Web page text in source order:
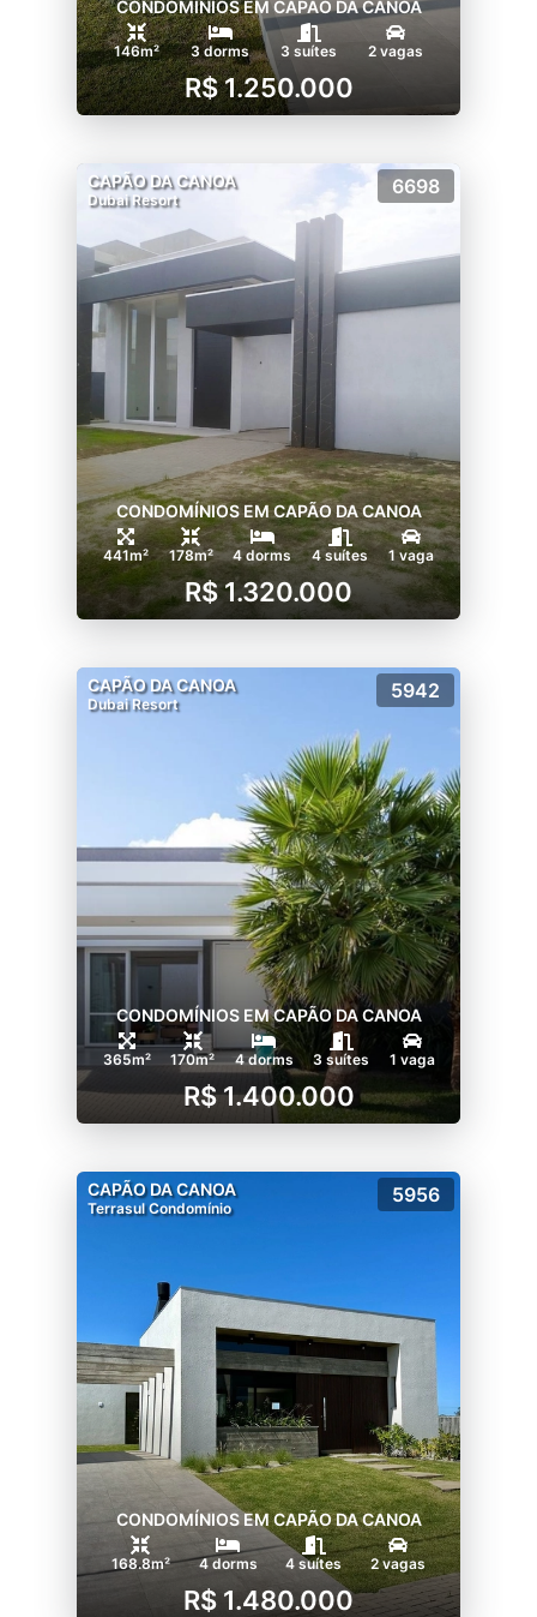
CONDOMÍNIOS EM CAPÃO DA CANOA
146m² 3 dorms 3 suítes 2 vagas
R$ 1.250.000
CAPÃO DA CANOA
Dubai Resort
6698
CONDOMÍNIOS EM CAPÃO DA CANOA
441m² 178m² 4 dorms 4 suítes 1 vaga
R$ 1.320.000
CAPÃO DA CANOA
Dubai Resort
5942
CONDOMÍNIOS EM CAPÃO DA CANOA
365m² 170m² 4 dorms 3 suítes 1 vaga
R$ 1.400.000
CAPÃO DA CANOA
Terrasul Condomínio
5956
CONDOMÍNIOS EM CAPÃO DA CANOA
168.8m² 4 dorms 4 suítes 2 vagas
R$ 1.480.000